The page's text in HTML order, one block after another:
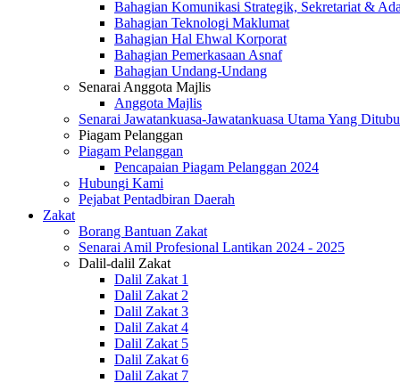
Bahagian Komunikasi Strategik, Sekretariat &
Bahagian Teknologi Maklumat
Bahagian Hal Ehwal Korporat
Bahagian Pemerkasaan Asnaf
Bahagian Undang-Undang
Senarai Anggota Majlis
Anggota Majlis
Senarai Jawatankuasa-Jawatankuasa Utama Yang
Piagam Pelanggan
Piagam Pelanggan
Pencapaian Piagam Pelanggan 2024
Hubungi Kami
Pejabat Pentadbiran Daerah
Zakat
Borang Bantuan Zakat
Senarai Amil Profesional Lantikan 2024 - 2025
Dalil-dalil Zakat
Dalil Zakat 1
Dalil Zakat 2
Dalil Zakat 3
Dalil Zakat 4
Dalil Zakat 5
Dalil Zakat 6
Dalil Zakat 7